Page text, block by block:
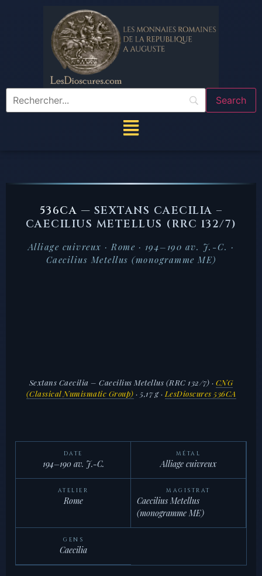
536CA — SEXTANS CAECILIA –
CAECILIUS METELLUS (RRC 132/7)
Alliage cuivreux · Rome · 194–190 av. J.-C. ·
Caecilius Metellus (monogramme ME)
Sextans Caecilia – Caecilius Metellus (RRC 132/7) · CNG
(Classical Numismatic Group) · 5,17 g · LesDioscures 536CA
DATE
194–190 av. J.-C.
MÉTAL
Alliage cuivreux
ATELIER
Rome
MAGISTRAT
Caecilius Metellus
(monogramme ME)
GENS
Caecilia